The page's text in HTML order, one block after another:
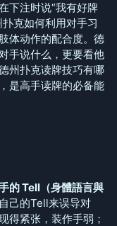
下注时说“我有好牌
克如何利用对手习
体动作的配合度。德
手说什么，更要看他
州扑克读牌技巧有哪
是高手读牌的必备能
的 Tell（身體語言與
己的Tell来误导对
得紧张，装作手弱；